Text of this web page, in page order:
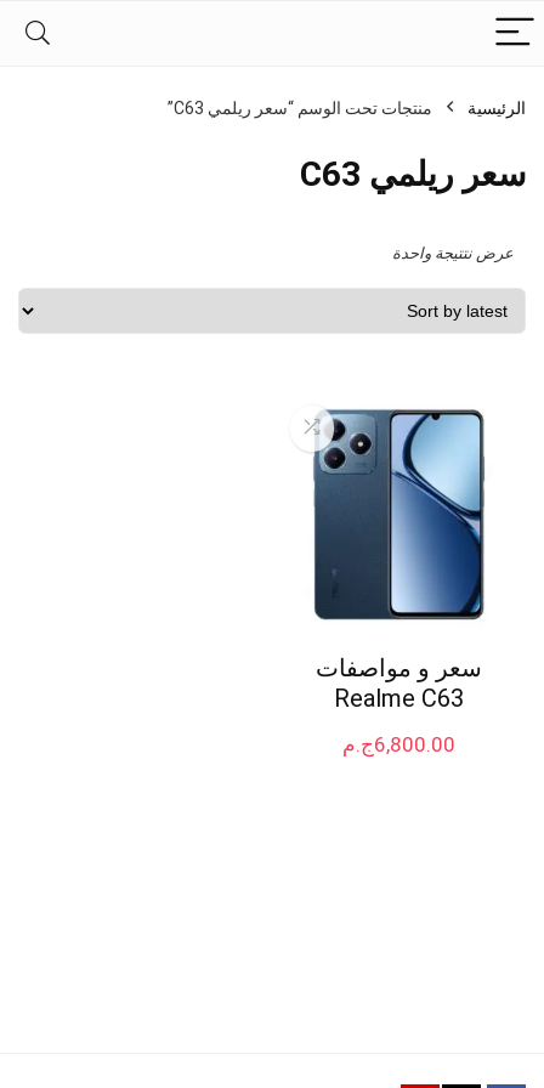
الرئيسية منتجات تحت الوسم “سعر ريلمي C63”
سعر ريلمي C63
عرض نتتيجة واحدة
سعر و مواصفات
Realme C63
ج.م6,800.00